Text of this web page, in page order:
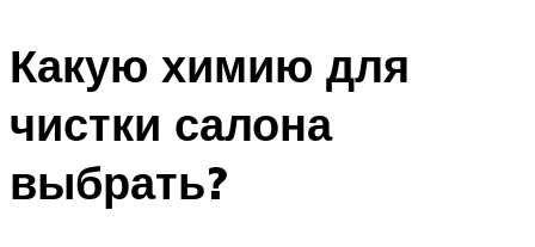
Какую химию для
чистки салона
выбрать?